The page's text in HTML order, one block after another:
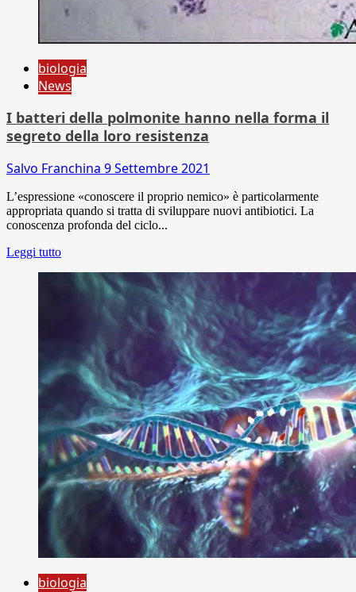
biologia
News
I batteri della polmonite hanno nella forma il
segreto della loro resistenza
Salvo Franchina 9 Settembre 2021
L’espressione «conoscere il proprio nemico» è particolarmente
appropriata quando si tratta di sviluppare nuovi antibiotici. La
conoscenza profonda del ciclo...
Leggi tutto
biologia